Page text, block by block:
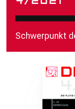
Schwerpunkt